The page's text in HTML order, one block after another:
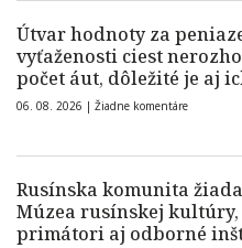
Útvar hodnoty za
vyťaženosti ciest
počet áut, dôležité je aj
06. 08. 2026 | Žiadne komentáre
Rusínska komunita
Múzea rusínskej
primátori aj odborné